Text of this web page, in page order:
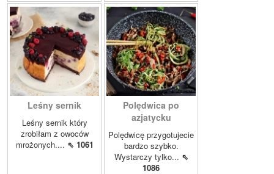
Leśny sernik
Leśny sernik który
zrobiłam z owoców
mrożonych.... ⇖ 1061
Polędwica po
azjatycku
Polędwicę przygotujecie
bardzo szybko.
Wystarczy tylko... ⇖
1086